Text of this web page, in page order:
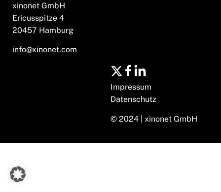
xinonet GmbH
Ericusspitze 4
20457 Hamburg
info@xinonet.com
Impressum
Datenschutz
© 2024 | xinonet GmbH